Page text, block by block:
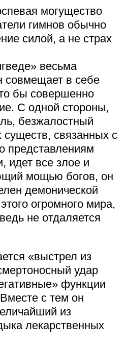
могущество
гимнов обычно
силой, а не страх
весьма
совмещает в себе
бы совершенно
С одной стороны,
безжалостный
связанных с
представлениям
идет все злое и
мощью богов, он
демонической
огромного мира,
не отдаляется
«выстрел из
удар
функции
с тем он
из
лекарственных